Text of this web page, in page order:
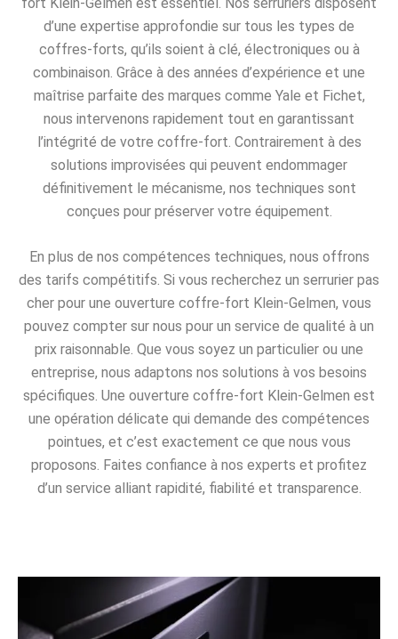
d’une expertise approfondie sur tous les types de
coffres-forts, qu’ils soient à clé, électroniques ou à
combinaison. Grâce à des années d’expérience et une
maîtrise parfaite des marques comme Yale et Fichet,
nous intervenons rapidement tout en garantissant
l’intégrité de votre coffre-fort. Contrairement à des
solutions improvisées qui peuvent endommager
définitivement le mécanisme, nos techniques sont
conçues pour préserver votre équipement.
En plus de nos compétences techniques, nous offrons
des tarifs compétitifs. Si vous recherchez un serrurier pas
cher pour une ouverture coffre-fort Klein-Gelmen, vous
pouvez compter sur nous pour un service de qualité à un
prix raisonnable. Que vous soyez un particulier ou une
entreprise, nous adaptons nos solutions à vos besoins
spécifiques. Une ouverture coffre-fort Klein-Gelmen est
une opération délicate qui demande des compétences
pointues, et c’est exactement ce que nous vous
proposons. Faites confiance à nos experts et profitez
d’un service alliant rapidité, fiabilité et transparence.